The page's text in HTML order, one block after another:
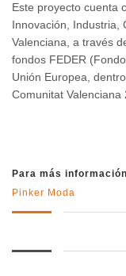
Este proyecto cuenta
Innovación, Industria,
Valenciana, a través
fondos FEDER
Unión Europea,
Comunitat Valenciana
Para más
Pinker Moda